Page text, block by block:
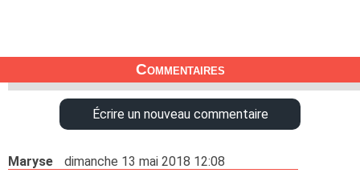
Commentaires
Écrire un nouveau commentaire
Maryse
dimanche 13 mai 2018 12:08